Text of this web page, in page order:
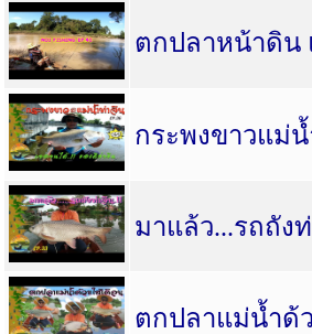
ตกปลาหน้าดิน
กระพงขาวแม่น้
มาแล้ว...รถถัง
ตกปลาแม่น้ำด้